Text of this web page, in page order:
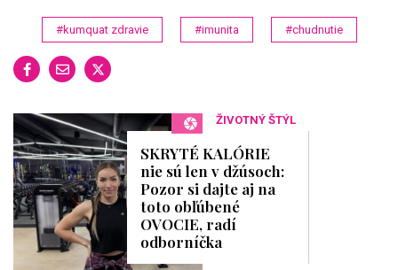
#kumquat zdravie #imunita #chudnutie
ŽIVOTNÝ ŠTÝL
SKRYTÉ KALÓRIE
nie sú len v džúsoch:
Pozor si dajte aj na
toto obľúbené
OVOCIE, radí
odborníčka